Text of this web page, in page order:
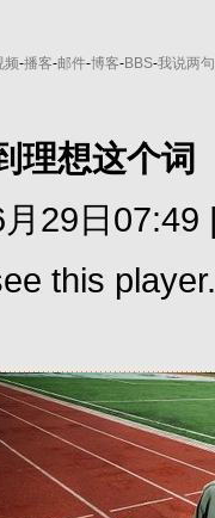
频-播客-邮件-博客-BBS-我说两句
理想这个词
月29日
this player.